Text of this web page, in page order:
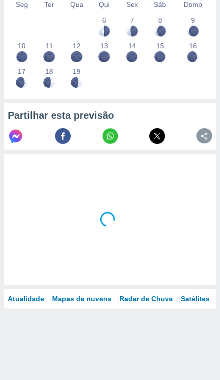
Seg Ter Qua Qui Sex Sáb
Domo
6
7 8 9
10 11 12 13 14 15 16
17 18 19
Partilhar esta previsão
Atualidade Mapas de nuvens Radar de Chuva Satélites